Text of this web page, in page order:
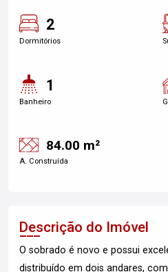
2
Dormitórios
1
Banheiro
84.00 m²
A. Construída
Descrição do Imóvel
O sobrado é novo e possui
distribuído em dois andares,